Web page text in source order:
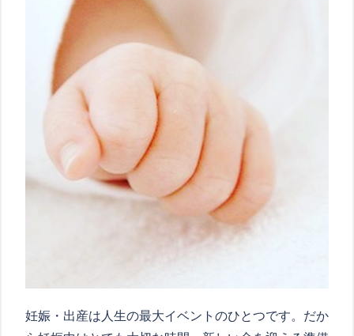
妊娠・出産は人生の最大イベントのひとつです。だか